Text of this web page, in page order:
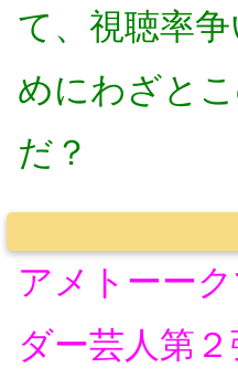
て、視聴率
めにわざと
だ？
アメトーー
ダー芸人第２